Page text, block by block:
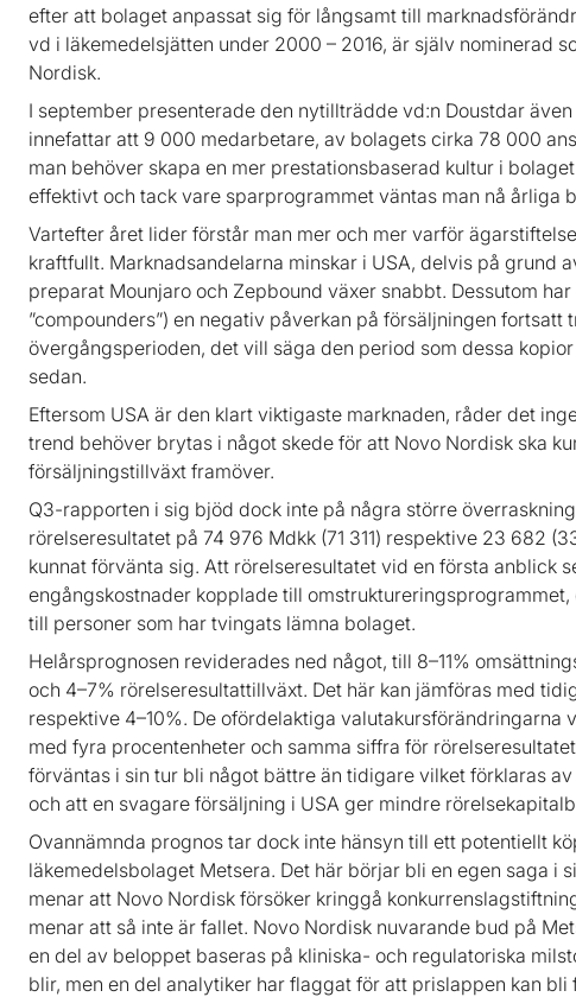
efter att bolaget anpassat sig för långsamt till
vd i läkemedelsjätten under 2000 – 2016, är själv nominerad
Nordisk.
I september presenterade den nytillträdde vd:n Doustdar
innefattar att 9 000 medarbetare, av bolagets cirka 78 000
man behöver skapa en mer prestationsbaserad kultur i
effektivt och tack vare sparprogrammet väntas man nå årliga
Vartefter året lider förstår man mer och mer varför
kraftfullt. Marknadsandelarna minskar i USA, delvis på grund
preparat Mounjaro och Zepbound växer snabbt. Dessutom
”compounders”) en negativ påverkan på försäljningen fortsatt
övergångsperioden, det vill säga den period som dessa
sedan.
Eftersom USA är den klart viktigaste marknaden, råder det
trend behöver brytas i något skede för att Novo Nordisk ska
försäljningstillväxt framöver.
Q3-rapporten i sig bjöd dock inte på några större
rörelseresultatet på 74 976 Mdkk (71 311) respektive 23 682
kunnat förvänta sig. Att rörelseresultatet vid en första anblick
engångskostnader kopplade till
till personer som har tvingats lämna bolaget.
Helårsprognosen reviderades ned något, till 8–11%
och 4–7% rörelseresultattillväxt. Det här kan jämföras med
respektive 4–10%. De ofördelaktiga valutakursförändringarna
med fyra procentenheter och samma siffra för
förväntas i sin tur bli något bättre än tidigare vilket förklaras
och att en svagare försäljning i USA ger mindre
Ovannämnda prognos tar dock inte hänsyn till ett potentiellt
läkemedelsbolaget Metsera. Det här börjar bli en egen saga i
menar att Novo Nordisk försöker kringgå
menar att så inte är fallet. Novo Nordisk nuvarande bud på
en del av beloppet baseras på kliniska- och regulatoriska
blir, men en del analytiker har flaggat för att prislappen kan